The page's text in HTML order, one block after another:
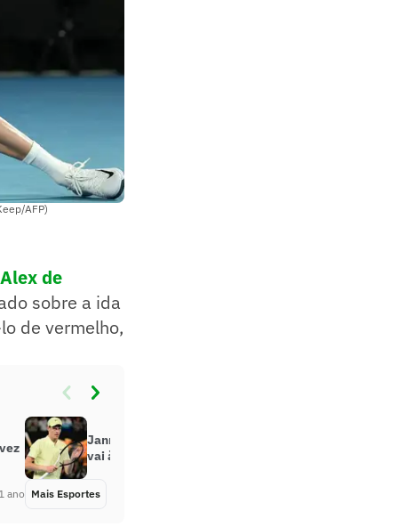
AFP)
de
sobre a ida
de vermelho,
ano
Jannik Sinner atropela De Minaur e
vai à semi do Australian Open
Mais Esportes